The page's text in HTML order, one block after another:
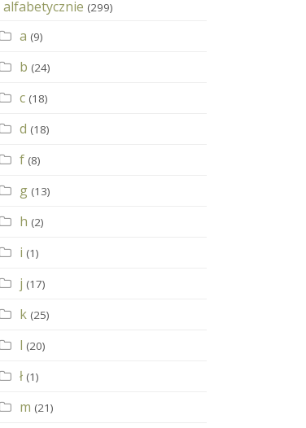
alfabetycznie (299)
a (9)
b (24)
c (18)
d (18)
f (8)
g (13)
h (2)
i (1)
j (17)
k (25)
l (20)
ł (1)
m (21)